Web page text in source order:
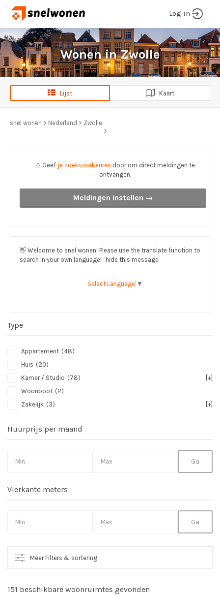
Log in
Lijst Kaart
Wonen in Zwolle
snel wonen > Nederland > Zwolle
>
⚠️ Geef je zoekvoorkeuren door om direct meldingen te
ontvangen.
Meldingen instellen →
👋 Welcome to snel wonen! Please use the translate function to
search in your own language! · hide this message
Select Language ▼
Type
Appartement (48)
Huis (20)
Kamer / Studio (78)
[+]
Woonboot (2)
Zakelijk (3) [+]
Huurprijs per maand
Vierkante meters
Meer Filters & sortering
151 beschikbare woonruimtes gevonden